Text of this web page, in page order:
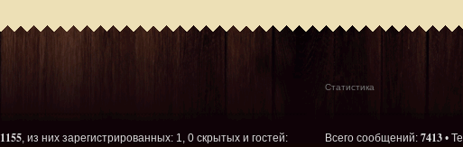
1155, из них зарегистрированных: 1, 0 скрытых и гостей:
Статистика
Всего сообщений: 7413 •